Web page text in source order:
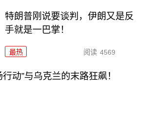
特朗普刚说要谈判，伊朗又是反
手就是一巴掌！
最热 阅读 4569
动”与乌克兰的末路狂飙！